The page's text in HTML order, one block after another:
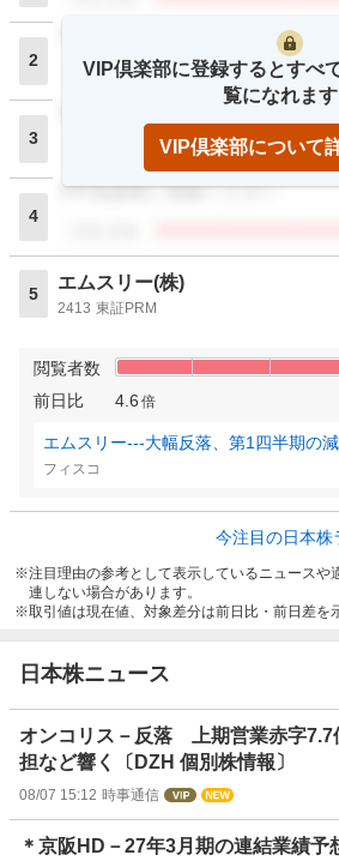
2
VIP倶楽部に登録ください
閲覧者数
3
4
VIP倶楽部に登録ください
5
エムスリー(株)
2413 東証PRM
閲覧者数
前日比
4.6 倍
エムスリー---大幅反落、第1四半期の
フィスコ
VIP倶楽部に登録するとすべ
覧になれます
VIP倶楽部について
今注目の日本株
注目理由の参考として表示しているニュースや
連しない場合があります。
取引値は現在値、対象差分は前日比・前日差を
日本株ニュース
オンコリス－反落 上期営業赤字
担など響く〔DZH 個別株情報〕
08/07 15:12 時事通信
＊京阪HD－27年3月期の連結業績予